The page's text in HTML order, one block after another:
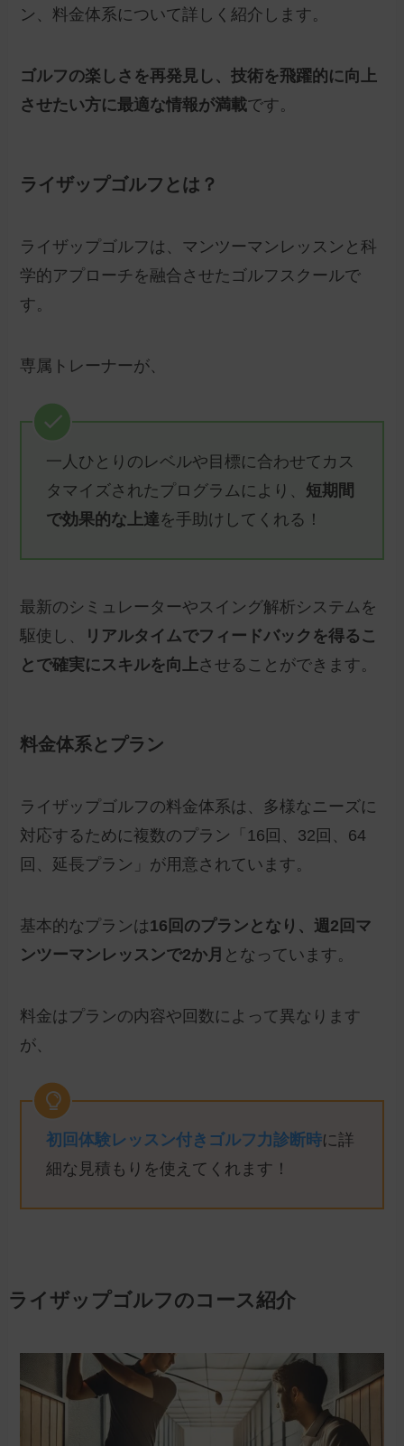
ン、料金体系について詳しく紹介します。
ゴルフの楽しさを再発見し、技術を飛躍的に向上
させたい方に最適な情報が満載です。
ライザップゴルフとは？
ライザップゴルフは、マンツーマンレッスンと科
学的アプローチを融合させたゴルフスクールで
す。
専属トレーナーが、
一人ひとりのレベルや目標に合わせてカス
タマイズされたプログラムにより、 短期間
で効果的な上達を手助けしてくれる！
最新のシミュレーターやスイング解析システムを
駆使し、
リアルタイムでフィードバックを得るこ
とで確実にスキルを向上 させることができます。
料金体系とプラン
ライザップゴルフの料金体系は、多様なニーズに
対応するために複数のプラン「16回、32回、64
回、延長プラン」が用意されています。
基本的なプランは16回のプランとなり、週2回マ
ンツーマンレッスンで2か月 となっています。
料金はプランの内容や回数によって異なります
が、
初回体験レッスン付きゴルフ力診断時に詳
細な見積もりを使えてくれます！
ライザップゴルフのコース紹介